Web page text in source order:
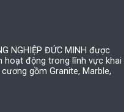
NGHIỆP ĐỨC MINH được
hoạt động trong lĩnh vực khai
gồm Granite, Marble,